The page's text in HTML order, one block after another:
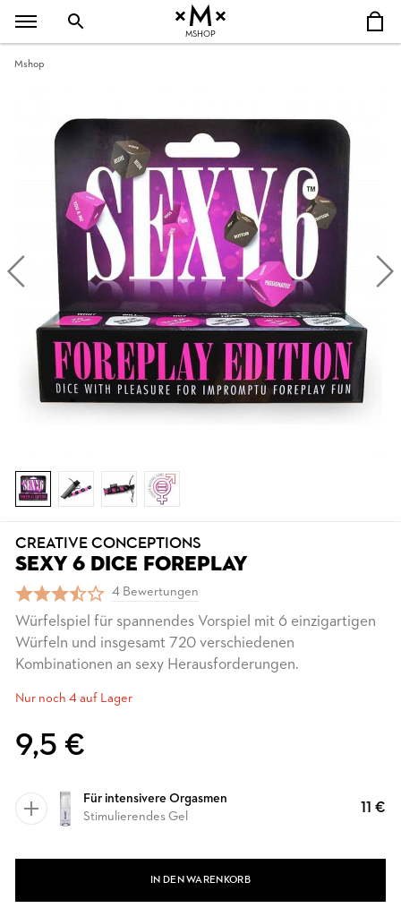
MSHOP
Mshop
CREATIVE CONCEPTIONS
SEXY 6 DICE FOREPLAY
4 Bewertungen
Würfelspiel für spannendes Vorspiel mit 6 einzigartigen
Würfeln und insgesamt 720 verschiedenen
Kombinationen an sexy Herausforderungen.
Nur noch 4 auf Lager
9,5 €
Für intensivere Orgasmen
Stimulierendes Gel
11 €
IN DEN WARENKORB